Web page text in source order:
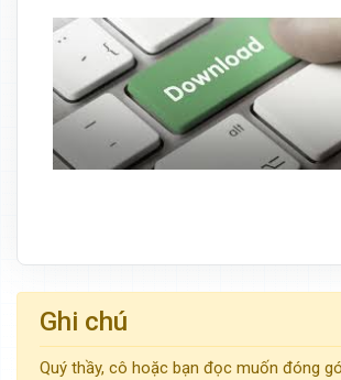
Ghi chú
Quý thầy, cô hoặc bạn đọc muốn đóng